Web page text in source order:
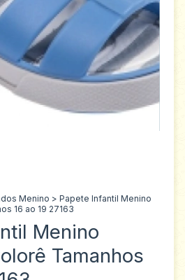
Menino > Papete Infantil Menino
16 ao 19 27163
Menino
Tamanhos